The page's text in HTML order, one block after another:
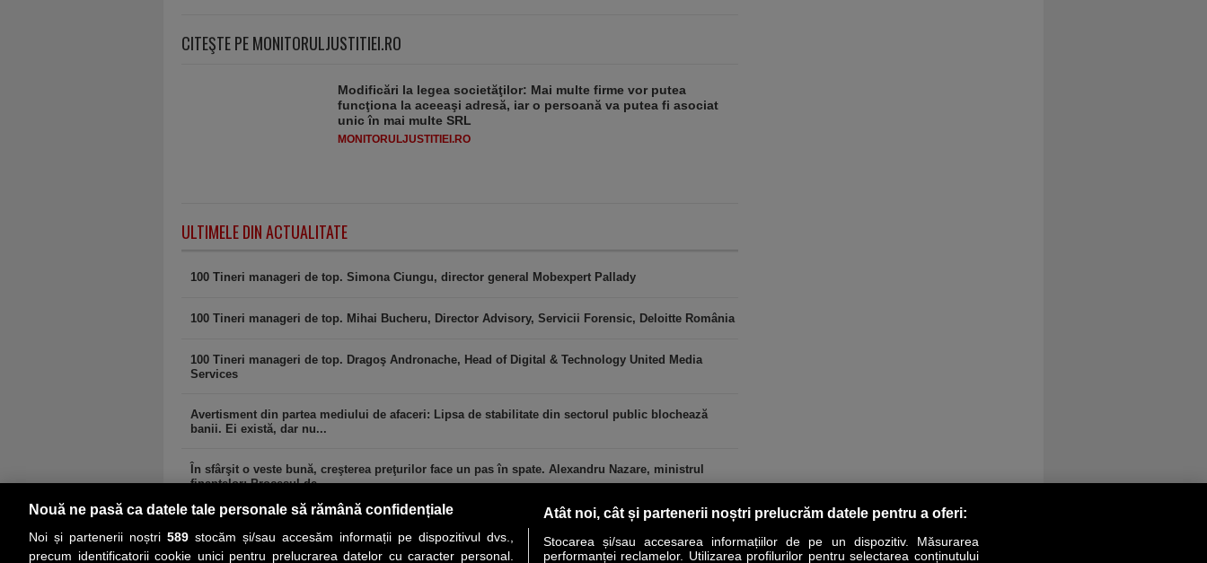
CITEŞTE PE MONITORULJUSTITIEI.RO
Modificări la legea societăţilor: Mai multe firme vor putea
funcţiona la aceeaşi adresă, iar o persoană va putea fi asociat
unic în mai multe SRL
MONITORULJUSTITIEI.RO
ULTIMELE DIN ACTUALITATE
100 Tineri manageri de top. Simona Ciungu, director general Mobexpert Pallady
100 Tineri manageri de top. Mihai Bucheru, Director Advisory, Servicii Forensic, Deloitte România
100 Tineri manageri de top. Dragoş Andronache, Head of Digital & Technology United Media
Services
Avertisment din partea mediului de afaceri: Lipsa de stabilitate din sectorul public blochează
banii. Ei există, dar nu...
În sfârşit o veste bună, creşterea preţurilor face un pas în spate. Alexandru Nazare, ministrul
finanţelor: Procesul de...
Nouă ne pasă ca datele tale personale să rămână confidențiale
Noi și partenerii noștri 589stocăm și/sau accesăm informații pe dispozitivul dvs.,
precum identificatorii cookie unici pentru prelucrarea datelor cu caracter personal.
Atât noi, cât și partenerii noștri prelucrăm datele pentru a oferi:
Stocarea și/sau accesarea informațiilor de pe un dispozitiv. Măsurarea
performanței reclamelor. Utilizarea profilurilor pentru selectarea conținutului